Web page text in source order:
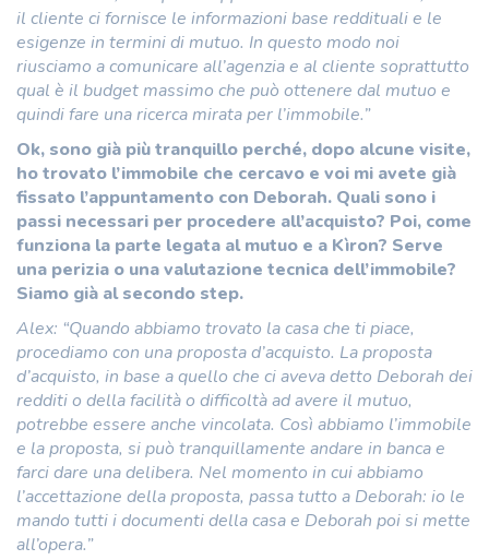
il cliente ci fornisce le informazioni base reddituali e le
esigenze in termini di mutuo. In questo modo noi
riusciamo a comunicare all’agenzia e al cliente soprattutto
qual è il budget massimo che può ottenere dal mutuo e
quindi fare una ricerca mirata per l’immobile.”
Ok, sono già più tranquillo perché, dopo alcune visite,
ho trovato l’immobile che cercavo e voi mi avete già
fissato l’appuntamento con Deborah. Quali sono i
passi necessari per procedere all’acquisto? Poi, come
funziona la parte legata al mutuo e a Kìron? Serve
una perizia o una valutazione tecnica dell’immobile?
Siamo già al secondo step.
Alex: “Quando abbiamo trovato la casa che ti piace,
procediamo con una proposta d’acquisto. La proposta
d’acquisto, in base a quello che ci aveva detto Deborah dei
redditi o della facilità o difficoltà ad avere il mutuo,
potrebbe essere anche vincolata. Così abbiamo l’immobile
e la proposta, si può tranquillamente andare in banca e
farci dare una delibera. Nel momento in cui abbiamo
l’accettazione della proposta, passa tutto a Deborah: io le
mando tutti i documenti della casa e Deborah poi si mette
all’opera.”